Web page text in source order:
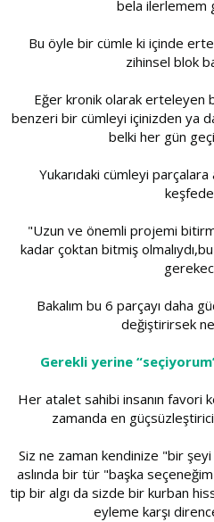
bela ilerlemem
Bu öyle bir cümle ki içinde
zihinsel blok
Eğer kronik olarak erteleyen
benzeri bir cümleyi içinizden ya
belki her gün
Yukarıdaki cümleyi parçalara
"Uzun ve önemli projemi
kadar çoktan bitmiş
Bakalım bu 6 parçayı daha
değiştirirsek
Gerekli yerine
Her atalet sahibi insanın favori
zamanda en
Siz ne zaman kendinize "bir
aslında bir tür "başka
tip bir algı da sizde bir kurban
eyleme karşı